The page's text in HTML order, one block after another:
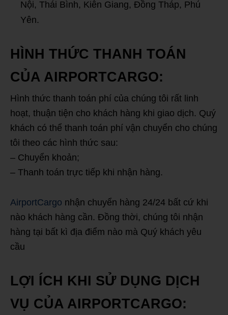
Nội, Thái Bình, Kiên Giang, Đồng Tháp, Phú
Yên.
HÌNH THỨC THANH TOÁN
CỦA AIRPORTCARGO:
Hình thức thanh toán phí của chúng tôi rất linh
hoạt, thuận tiện cho khách hàng khi giao dịch. Quý
khách có thể thanh toán phí vận chuyển cho chúng
tôi theo các hình thức sau:
– Chuyển khoản;
– Thanh toán trực tiếp khi nhận hàng.
AirportCargo nhận chuyển hàng 24/24 bất cứ khi
nào khách hàng cần. Đồng thời, chúng tôi nhận
hàng tại bất kì địa điểm nào mà Quý khách yêu
cầu
LỢI ÍCH KHI SỬ DỤNG DỊCH
VỤ CỦA AIRPORTCARGO: